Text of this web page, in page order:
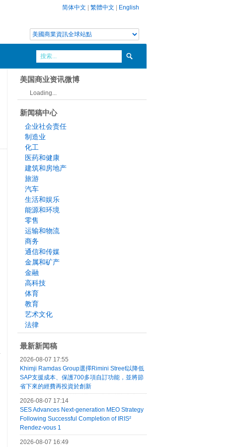
简体中文 繁體中文 English
美国商业资讯微博
Loading...
新闻稿中心
企业社会责任
制造业
化工
医药和健康
建筑和房地产
旅游
汽车
生活和娱乐
能源和环境
零售
运输和物流
商务
通信和传媒
金属和矿产
金融
高科技
体育
教育
艺术文化
法律
最新新闻稿
2026-08-07 17:55
Khimji Ramdas Group選擇Rimini Street以降低
SAP支援成本、保護700多項自訂功能，並將節
省下來的經費再投資於創新
2026-08-07 17:14
SES Advances Next-generation MEO Strategy
Following Successful Completion of IRIS²
Rendez-vous 1
2026-08-07 16:49